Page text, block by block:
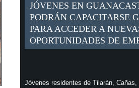
JÓVENES EN
PODRÁN CAPACITARSE
PARA ACCEDER A
OPORTUNIDADES DE
Jóvenes residentes de Tilarán, Cañas,